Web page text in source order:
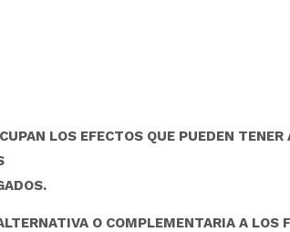
LOS EFECTOS QUE PUEDEN
O COMPLEMENTARIA A LOS